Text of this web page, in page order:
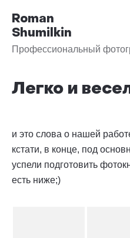
Roman
Shumilkin
Профессиональный
Легко и
и это слова о нашей
кстати, в конце, под
успели подготовить
есть ниже;)